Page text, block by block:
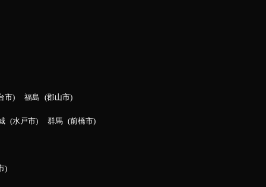
市 福島 郡山市
水戸市 群馬 前橋市